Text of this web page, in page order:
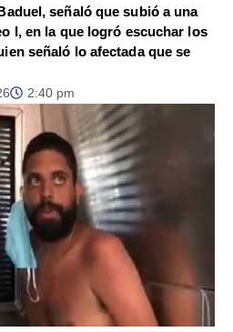
señaló que subió a una
I, en la que logró escuchar los
señaló lo afectada que se
2:40 pm